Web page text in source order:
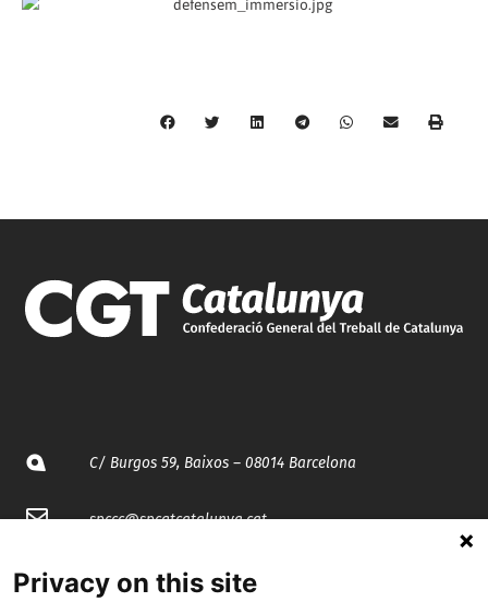
C/ Burgos 59, Baixos – 08014 Barcelona
spccc@spcgtcatalunya.cat
Privacy on this site